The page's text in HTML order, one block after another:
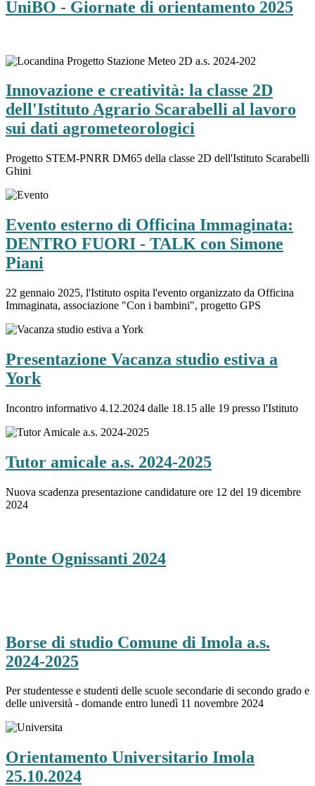
UniBO - Giornate di orientamento 2025
Innovazione e creatività: la classe 2D
dell'Istituto Agrario Scarabelli al lavoro
sui dati agrometeorologici
Progetto STEM-PNRR DM65 della classe 2D dell'Istituto Scarabelli
Ghini
Evento esterno di Officina Immaginata:
DENTRO FUORI - TALK con Simone
Piani
22 gennaio 2025, l'Istituto ospita l'evento organizzato da Officina
Immaginata, associazione "Con i bambini", progetto GPS
Presentazione Vacanza studio estiva a
York
Incontro informativo 4.12.2024 dalle 18.15 alle 19 presso l'Istituto
Tutor amicale a.s. 2024-2025
Nuova scadenza presentazione candidature ore 12 del 19 dicembre
2024
Ponte Ognissanti 2024
Borse di studio Comune di Imola a.s.
2024-2025
Per studentesse e studenti delle scuole secondarie di secondo grado e
delle università - domande entro lunedì 11 novembre 2024
Orientamento Universitario Imola
25.10.2024